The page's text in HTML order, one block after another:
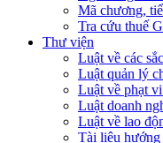
Mã chương,
Tra cứu thuế
Thư viện
Luật về các
Luật quản lý
Luật về phạt
Luật doanh
Luật về lao
Tài liệu hướng